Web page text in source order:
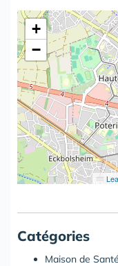
+
−
Catégories
Maison de